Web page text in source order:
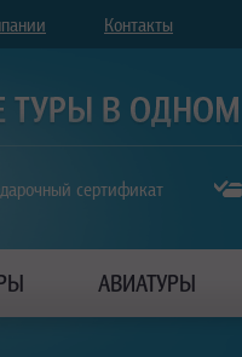
Контакты
сертификат
АВИАТУРЫ